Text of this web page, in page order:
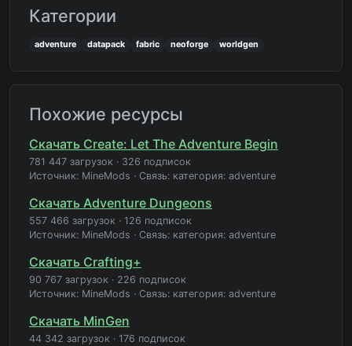
Категории
adventure datapack fabric neoforge worldgen
Похожие ресурсы
Скачать Create: Let The Adventure Begin
781 447 загрузок · 326 подписок
Источник: MineMods · Связь: категория: adventure
Скачать Adventure Dungeons
557 466 загрузок · 126 подписок
Источник: MineMods · Связь: категория: adventure
Скачать Crafting+
90 767 загрузок · 226 подписок
Источник: MineMods · Связь: категория: adventure
Скачать MinGen
44 342 загрузок · 176 подписок